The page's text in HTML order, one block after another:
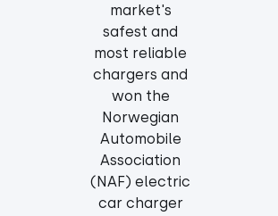
market's
safest and
most reliable
chargers and
won the
Norwegian
Automobile
Association
(NAF) electric
car charger